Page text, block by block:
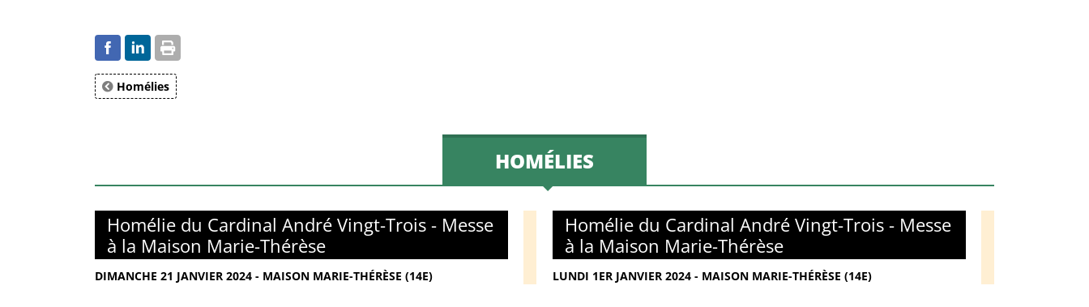
Homélies
HOMÉLIES
Homélie du Cardinal André Vingt-Trois - Messe
à la Maison Marie-Thérèse
DIMANCHE 21 JANVIER 2024 - MAISON MARIE-THÉRÈSE (14E)
Homélie du Cardinal André Vingt-Trois - Messe
à la Maison Marie-Thérèse
LUNDI 1ER JANVIER 2024 - MAISON MARIE-THÉRÈSE (14E)